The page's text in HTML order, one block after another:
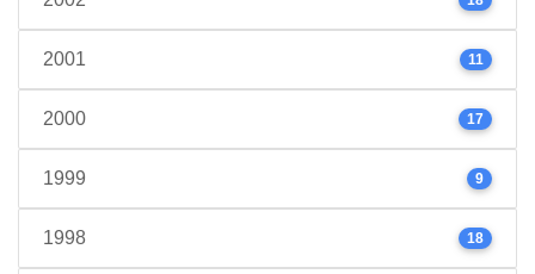
2001 11
2000 17
1999 9
1998 18